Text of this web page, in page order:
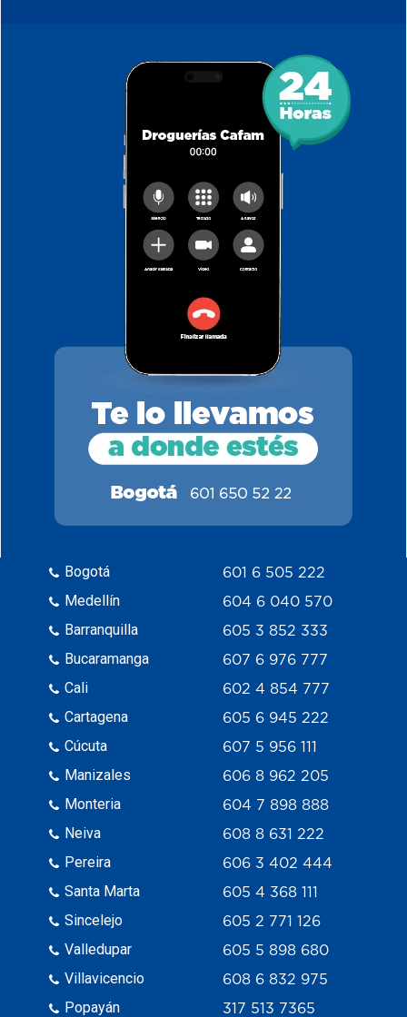
Bogotá
Medellín
Barranquilla
Bucaramanga
Cali
Cartagena
Cúcuta
Manizales
Monteria
Neiva
Pereira
Santa Marta
Sincelejo
Valledupar
Villavicencio
Popayán
601 6 505 222
604 6 040 570
605 3 852 333
607 6 976 777
602 4 854 777
605 6 945 222
607 5 956 111
606 8 962 205
604 7 898 888
608 8 631 222
606 3 402 444
605 4 368 111
605 2 771 126
605 5 898 680
608 6 832 975
317 513 7365